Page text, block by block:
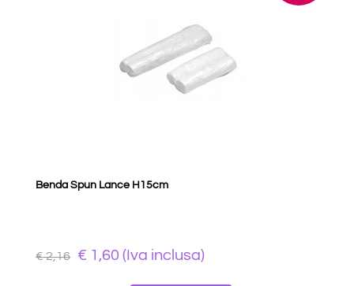
Benda Spun Lance H15cm
€ 2,16 € 1,60 (Iva inclusa)